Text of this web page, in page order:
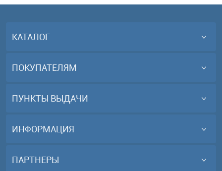
КАТАЛОГ
ПОКУПАТЕЛЯМ
ПУНКТЫ ВЫДАЧИ
ИНФОРМАЦИЯ
ПАРТНЕРЫ